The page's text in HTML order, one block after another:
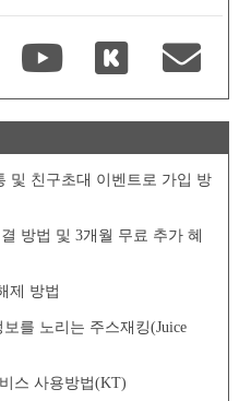
및 친구초대 이벤트로 가입 방
방법 및 3개월 무료 추가 혜
제 방법
를 노리는 주스재킹(Juice
스 사용방법(KT)